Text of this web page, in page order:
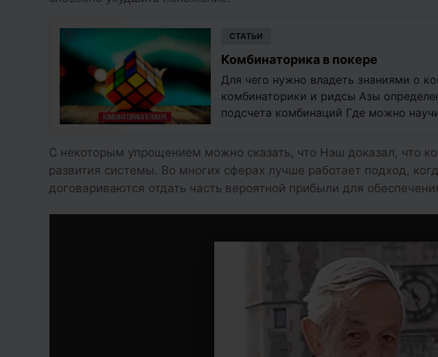
CТАТЬИ
Комбинаторика в покере
Для чего нужно владеть знаниями о
комбинаторики и ридсы Азы
подсчета комбинаций Где можно
С некоторым упрощением можно сказать, что Нэш доказал, что
развития системы. Во многих сферах лучше работает подход,
договариваются отдать часть вероятной прибыли для